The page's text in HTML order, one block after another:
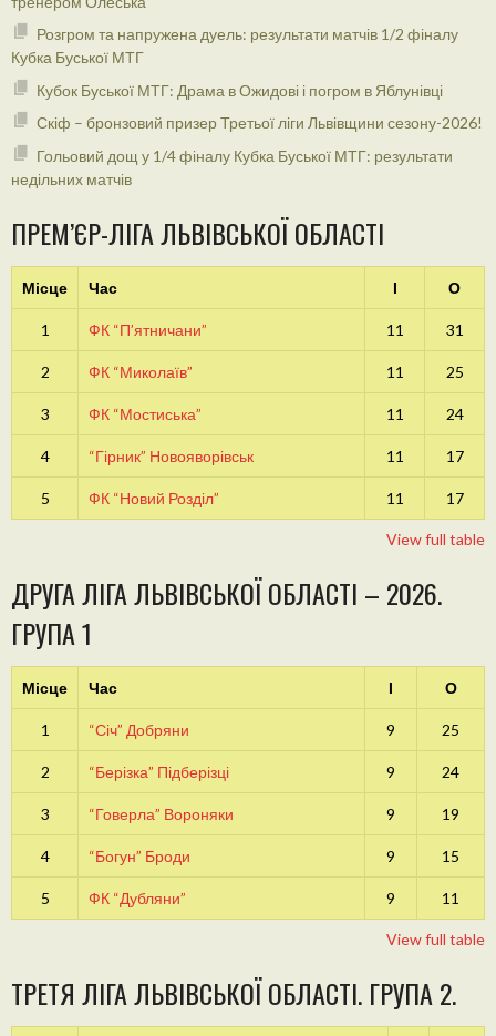
Розгром та напружена дуель: результати матчів 1/2 фіналу
Кубка Буської МТГ
Кубок Буської МТГ: Драма в Ожидові і погром в Яблунівці
Скіф – бронзовий призер Третьої ліги Львівщини сезону-2026!
Гольовий дощ у 1/4 фіналу Кубка Буської МТГ: результати
недільних матчів
ПРЕМ’ЄР-ЛІГА ЛЬВІВСЬКОЇ ОБЛАСТІ
Місце Час І О
1 ФК “П’ятничани” 11 31
2 ФК “Миколаїв” 11 25
3 ФК “Мостиська” 11 24
4 “Гірник” Новояворівськ 11 17
5 ФК “Новий Розділ” 11 17
View full table
ДРУГА ЛІГА ЛЬВІВСЬКОЇ ОБЛАСТІ – 2026.
ГРУПА 1
Місце Час І О
1 “Січ” Добряни 9 25
2 “Берізка” Підберізці 9 24
3 “Говерла” Вороняки 9 19
4 “Богун” Броди 9 15
5 ФК “Дубляни” 9 11
View full table
ТРЕТЯ ЛІГА ЛЬВІВСЬКОЇ ОБЛАСТІ. ГРУПА 2.